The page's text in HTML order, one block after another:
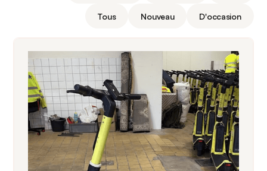
Tous Nouveau D'occasion